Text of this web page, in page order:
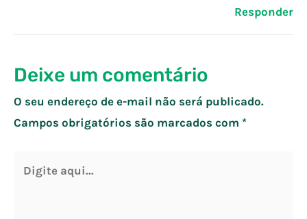
Responder
Deixe um comentário
O seu endereço de e-mail não será publicado.
Campos obrigatórios são marcados com *
aqui...